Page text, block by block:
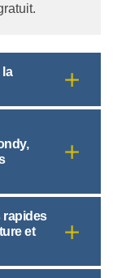
la
rapides
et